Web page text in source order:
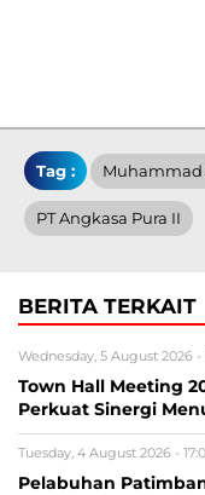
Tag :
PT Angkasa Pura II
BERITA TERKAIT
Wednesday, 5 August 2026 -
Town Hall Meeting
Perkuat Sinergi
Tuesday, 4 August 2026 -
Pelabuhan